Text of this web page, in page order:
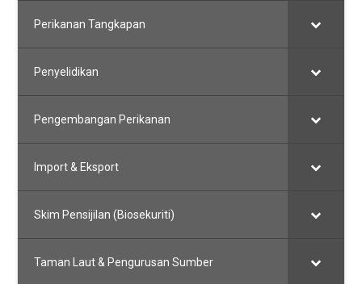
Perikanan Tangkapan
Penyelidikan
Pengembangan Perikanan
Import & Eksport
Skim Pensijilan (Biosekuriti)
Taman Laut & Pengurusan Sumber